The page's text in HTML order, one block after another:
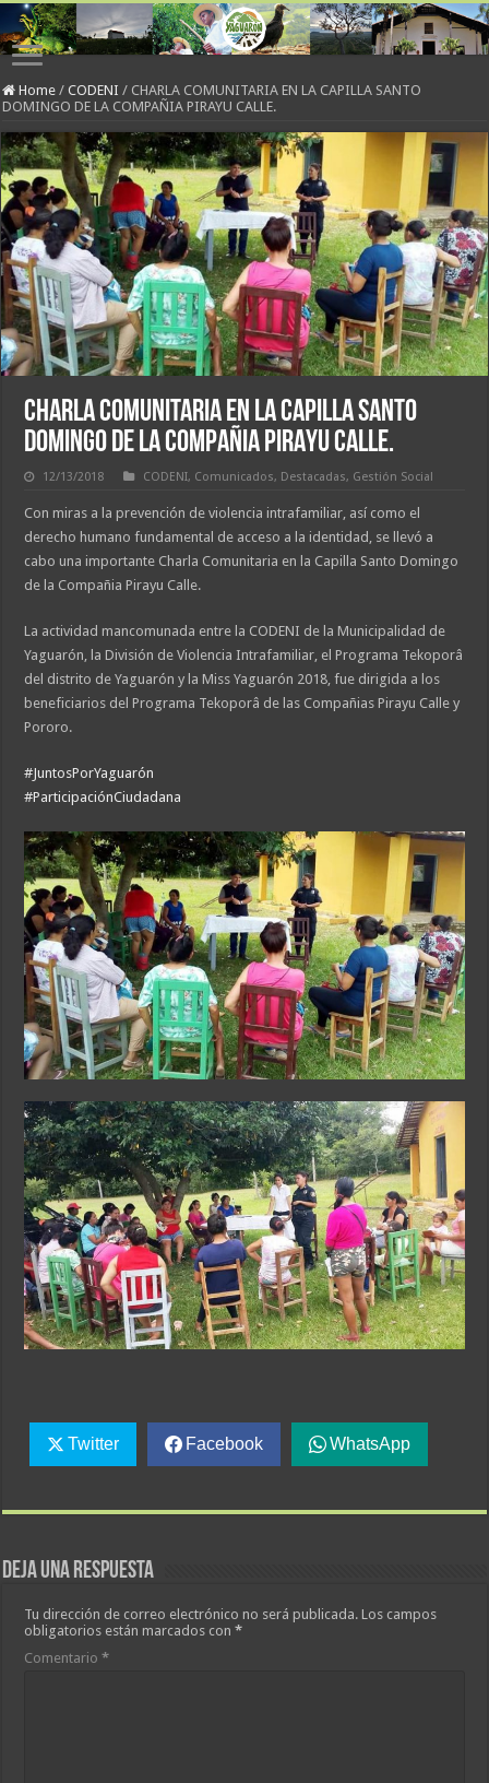
Home / CODENI / CHARLA COMUNITARIA EN LA CAPILLA SANTO
DOMINGO DE LA COMPAÑIA PIRAYU CALLE.
CHARLA COMUNITARIA EN LA CAPILLA SANTO
DOMINGO DE LA COMPAÑIA PIRAYU CALLE.
12/13/2018 CODENI, Comunicados, Destacadas, Gestión Social
Con miras a la prevención de violencia intrafamiliar, así como el
derecho humano fundamental de acceso a la identidad, se llevó a
cabo una importante Charla Comunitaria en la Capilla Santo Domingo
de la Compañia Pirayu Calle.
La actividad mancomunada entre la CODENI de la Municipalidad de
Yaguarón, la División de Violencia Intrafamiliar, el Programa Tekoporâ
del distrito de Yaguarón y la Miss Yaguarón 2018, fue dirigida a los
beneficiarios del Programa Tekoporâ de las Compañias Pirayu Calle y
Pororo.
#JuntosPorYaguarón
#ParticipaciónCiudadana
Twitter Facebook WhatsApp
Deja una respuesta
Tu dirección de correo electrónico no será publicada. Los campos
obligatorios están marcados con*
Comentario*